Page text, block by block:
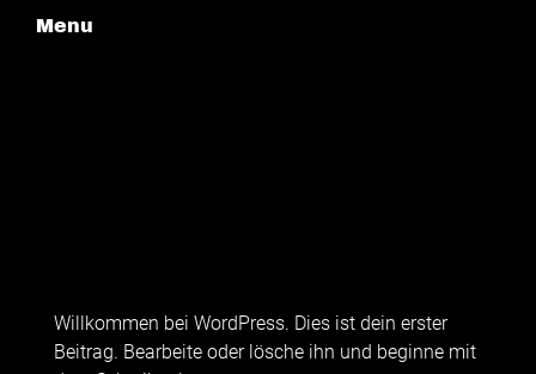
Menu
Willkommen bei WordPress. Dies ist dein erster
Beitrag. Bearbeite oder lösche ihn und beginne mit